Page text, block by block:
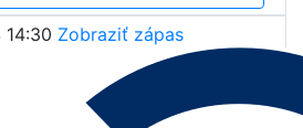
14:30 Zobraziť zápas